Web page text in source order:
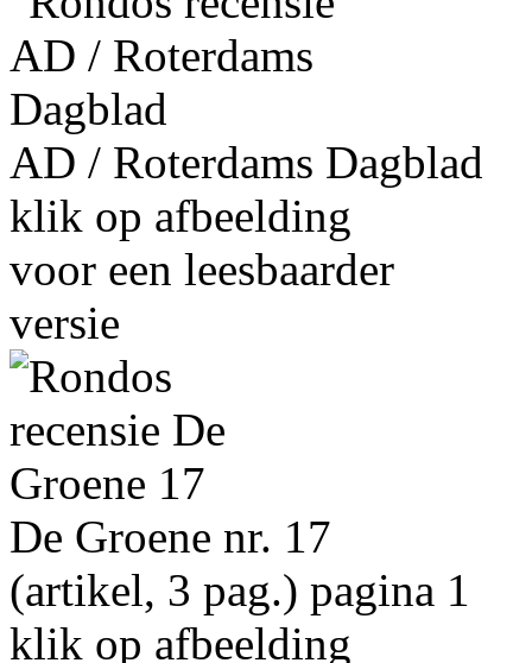
AD / Roterdams Dagblad
klik op afbeelding
voor een leesbaarder
versie
De Groene nr. 17
(artikel, 3 pag.) pagina 1
klik op afbeelding